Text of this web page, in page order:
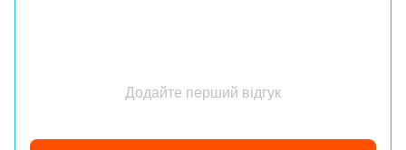
Додайте перший відгук